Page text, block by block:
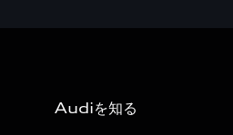
Audiを知る